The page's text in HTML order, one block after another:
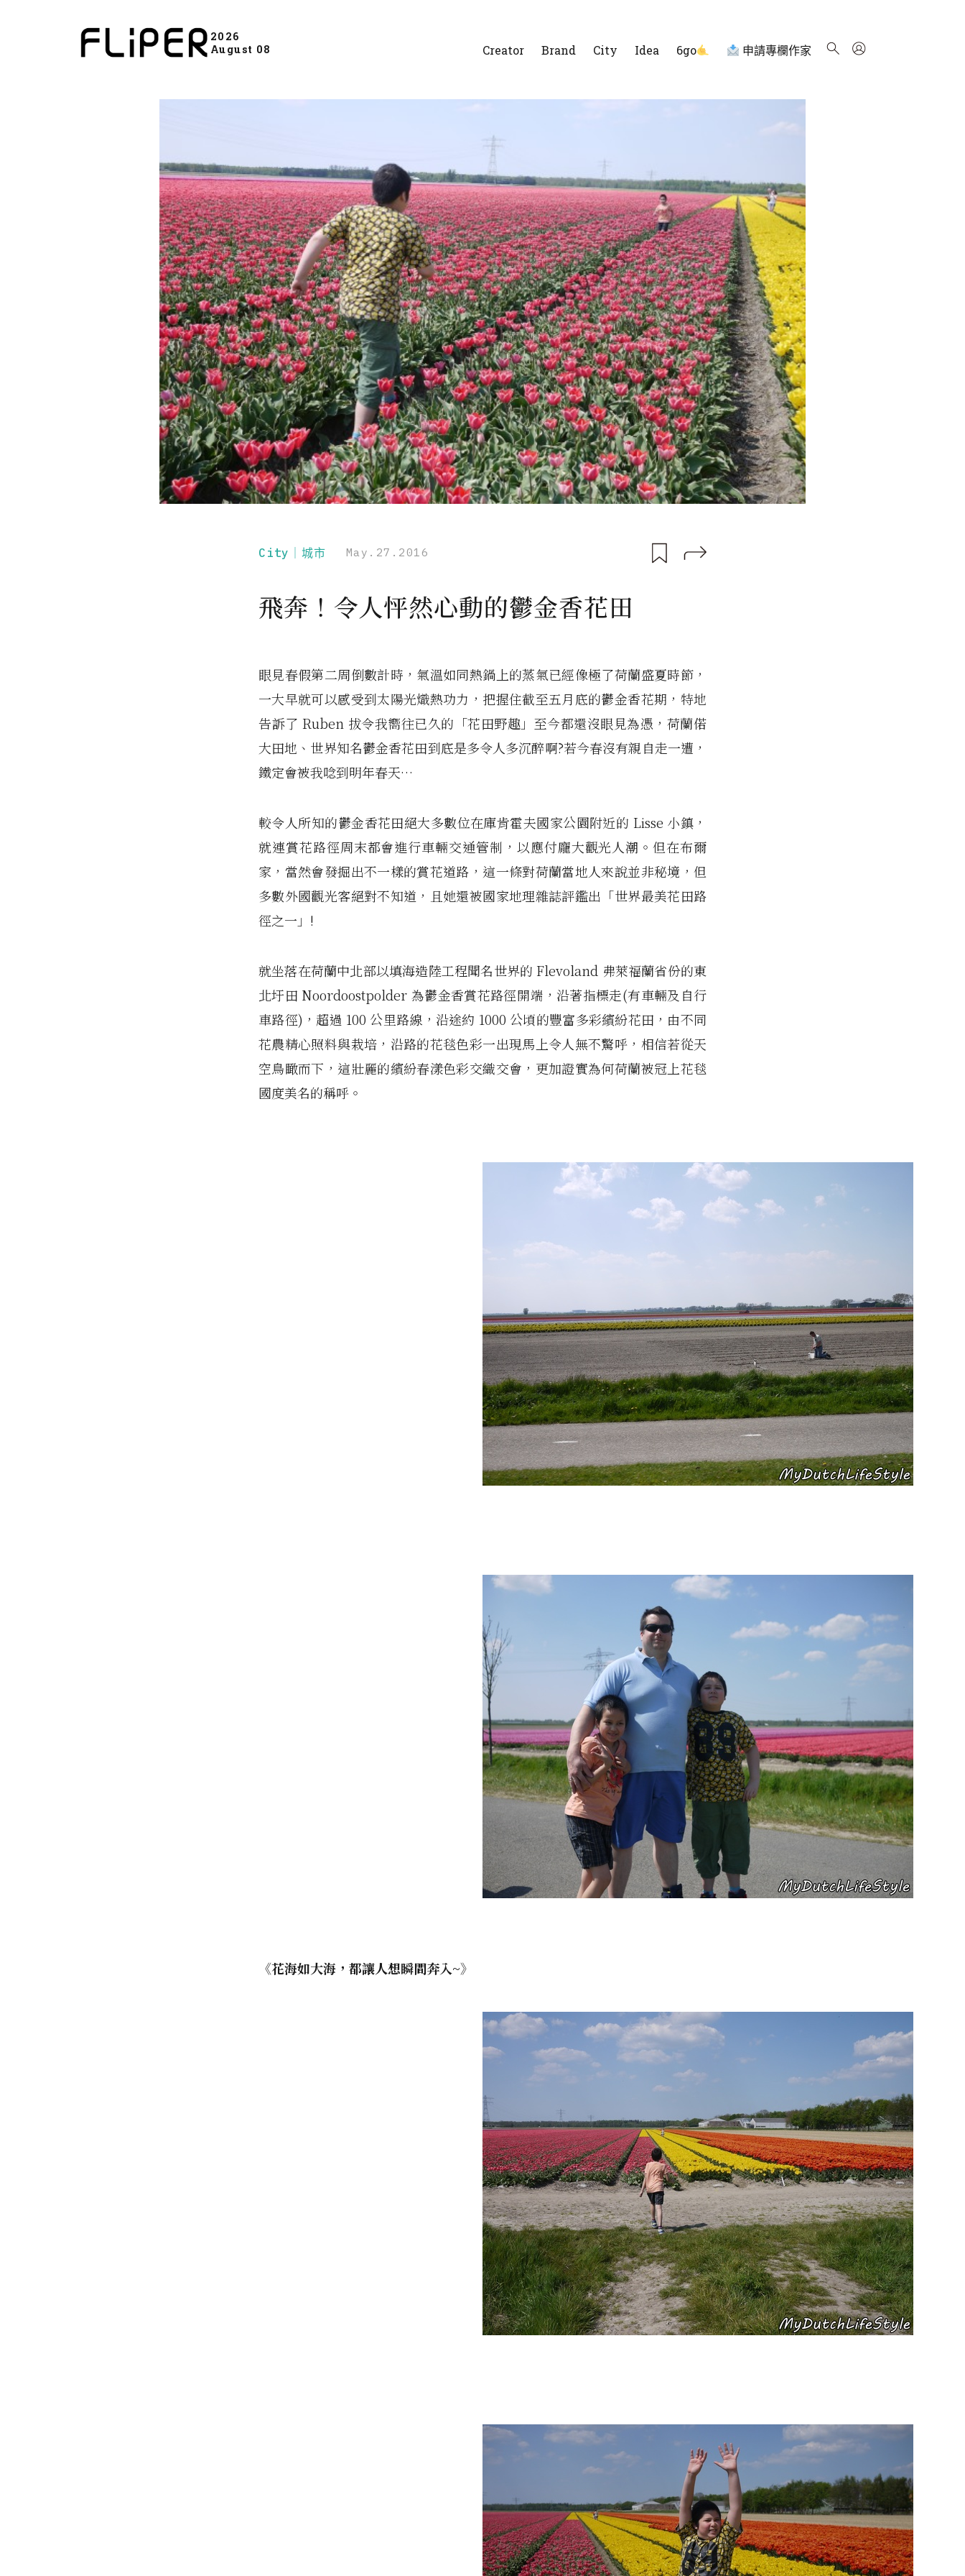
2026
August 08
Creator Brand City Idea 6go 申請專欄作家
City｜城市 May.27.2016
飛奔！令人怦然心動的鬱金香花田
眼見春假第二周倒數計時，氣溫如同熱鍋上的蒸氣已經像極了荷蘭盛夏時節，
一大早就可以感受到太陽光熾熱功力，把握住截至五月底的鬱金香花期，特地
告訴了 Ruben 拔令我嚮往已久的「花田野趣」至今都還沒眼見為憑，荷蘭偌
大田地、世界知名鬱金香花田到底是多令人多沉醉啊?若今春沒有親自走一遭，
鐵定會被我唸到明年春天…
較令人所知的鬱金香花田絕大多數位在庫肯霍夫國家公園附近的 Lisse 小鎮，
就連賞花路徑周末都會進行車輛交通管制，以應付龐大觀光人潮。但在布爾
家，當然會發掘出不一樣的賞花道路，這一條對荷蘭當地人來說並非秘境，但
多數外國觀光客絕對不知道，且她還被國家地理雜誌評鑑出「世界最美花田路
徑之一」!
就坐落在荷蘭中北部以填海造陸工程聞名世界的 Flevoland 弗萊福蘭省份的東
北圩田 Noordoostpolder 為鬱金香賞花路徑開端，沿著指標走(有車輛及自行
車路徑)，超過 100 公里路線，沿途約 1000 公頃的豐富多彩繽紛花田，由不同
花農精心照料與栽培，沿路的花毯色彩一出現馬上令人無不驚呼，相信若從天
空鳥瞰而下，這壯麗的繽紛春漾色彩交織交會，更加證實為何荷蘭被冠上花毯
國度美名的稱呼。
《花海如大海，都讓人想瞬間奔入~》